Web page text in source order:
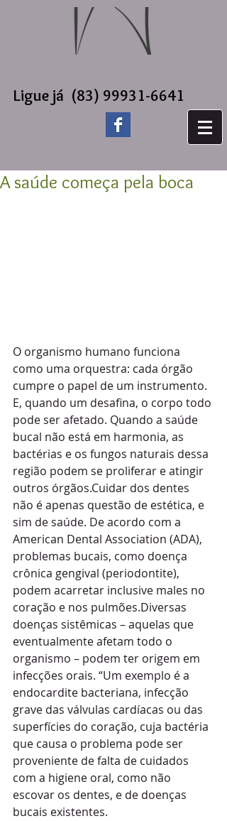
Ligue já (83) 99931-6641
A saúde começa pela boca
O organismo humano funciona
como uma orquestra: cada órgão
cumpre o papel de um instrumento.
E, quando um desafina, o corpo todo
pode ser afetado. Quando a saúde
bucal não está em harmonia, as
bactérias e os fungos naturais dessa
região podem se proliferar e atingir
outros órgãos.Cuidar dos dentes
não é apenas questão de estética, e
sim de saúde. De acordo com a
American Dental Association (ADA),
problemas bucais, como doença
crônica gengival (periodontite),
podem acarretar inclusive males no
coração e nos pulmões.Diversas
doenças sistêmicas – aquelas que
eventualmente afetam todo o
organismo – podem ter origem em
infecções orais. “Um exemplo é a
endocardite bacteriana, infecção
grave das válvulas cardíacas ou das
superfícies do coração, cuja bactéria
que causa o problema pode ser
proveniente de falta de cuidados
com a higiene oral, como não
escovar os dentes, e de doenças
bucais existentes.